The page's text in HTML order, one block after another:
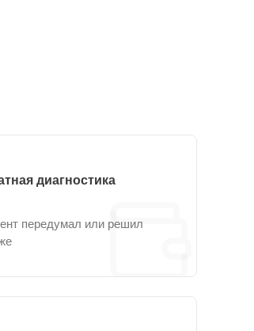
диагностика
передумал или решил